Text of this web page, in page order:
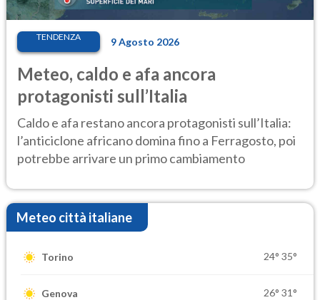
TENDENZA 9 Agosto 2026
Meteo, caldo e afa ancora
protagonisti sull’Italia
Caldo e afa restano ancora protagonisti sull’Italia:
l’anticiclone africano domina fino a Ferragosto, poi
potrebbe arrivare un primo cambiamento
Meteo città italiane
Torino 24° 35°
Genova 26° 31°